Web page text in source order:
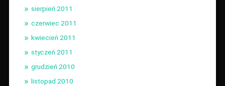
sierpień 2011
czerwiec 2011
kwiecień 2011
styczeń 2011
grudzień 2010
listopad 2010